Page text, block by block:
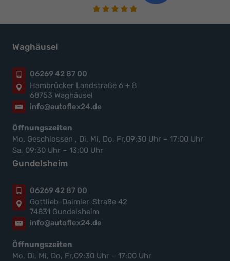
Waghäusel
06269 42 87 00
Hambrücker Landstraße 6 + 8
68753 Waghäusel
info@autoflex24.de
Öffnungszeiten
Mo. Geschlossen , Di, Mi, Do, Fr,09:30 Uhr – 17:00 Uhr
Sa, 09:30 Uhr – 13:00 Uhr
Gundelsheim
06269 42 87 00
Gottlieb-Daimler-Straße 42
74831 Gundelsheim
info@autoflex24.de
Öffnungszeiten
Mo, Di, Mi, Do, Fr,09:30 Uhr – 17:00 Uhr